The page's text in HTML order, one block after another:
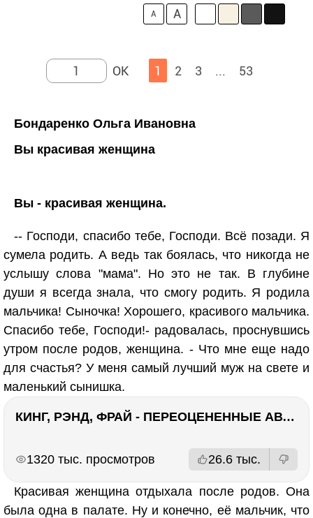
A A
1 2 3 ... 53
Бондаренко Ольга Ивановна
Вы красивая женщина
Вы - красивая женщина.
-- Господи, спасибо тебе, Господи. Всё позади. Я
сумела родить. А ведь так боялась, что никогда не
услышу слова "мама". Но это не так. В глубине
души я всегда знала, что смогу родить. Я родила
мальчика! Сыночка! Хорошего, красивого мальчика.
Спасибо тебе, Господи!- радовалась, проснувшись
утром после родов, женщина. - Что мне еще надо
для счастья? У меня самый лучший муж на свете и
маленький сынишка.
КИНГ, РЭНД, ФРАЙ - ПЕРЕОЦЕНЕННЫЕ АВТОРЫ? ¯\_(ツ)_/¯
1320 тыс. просмотров 26.6 тыс.
Красивая женщина отдыхала после родов. Она
была одна в палате. Ну и конечно, её мальчик, что